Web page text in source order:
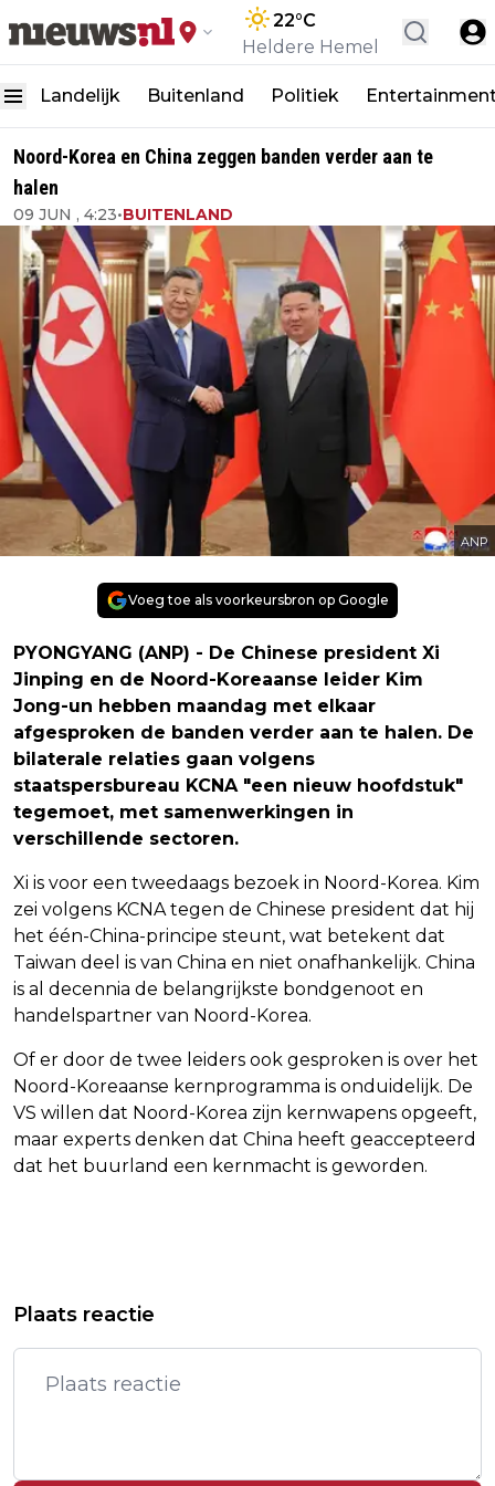
22°C
Heldere Hemel
Landelijk Buitenland Politiek
Noord-Korea en China zeggen banden verder aan te
halen
09 JUN , 4:23•BUITENLAND
ANP
Voeg toe als voorkeursbron op Google
PYONGYANG (ANP) - De Chinese president Xi
Jinping en de Noord-Koreaanse leider Kim
Jong-un hebben maandag met elkaar
afgesproken de banden verder aan te halen. De
bilaterale relaties gaan volgens
staatspersbureau KCNA "een nieuw hoofdstuk"
tegemoet, met samenwerkingen in
verschillende sectoren.
Xi is voor een tweedaags bezoek in Noord-Korea. Kim
zei volgens KCNA tegen de Chinese president dat hij
het één-China-principe steunt, wat betekent dat
Taiwan deel is van China en niet onafhankelijk. China
is al decennia de belangrijkste bondgenoot en
handelspartner van Noord-Korea.
Of er door de twee leiders ook gesproken is over het
Noord-Koreaanse kernprogramma is onduidelijk. De
VS willen dat Noord-Korea zijn kernwapens opgeeft,
maar experts denken dat China heeft geaccepteerd
dat het buurland een kernmacht is geworden.
GEZELSCHAP MET TIENDE NUMMER
TRUMP UITGEJOELD TIJDENS
VOLKSLIED VOORAFGAAND AAN NBA-
FINALE
Plaats reactie